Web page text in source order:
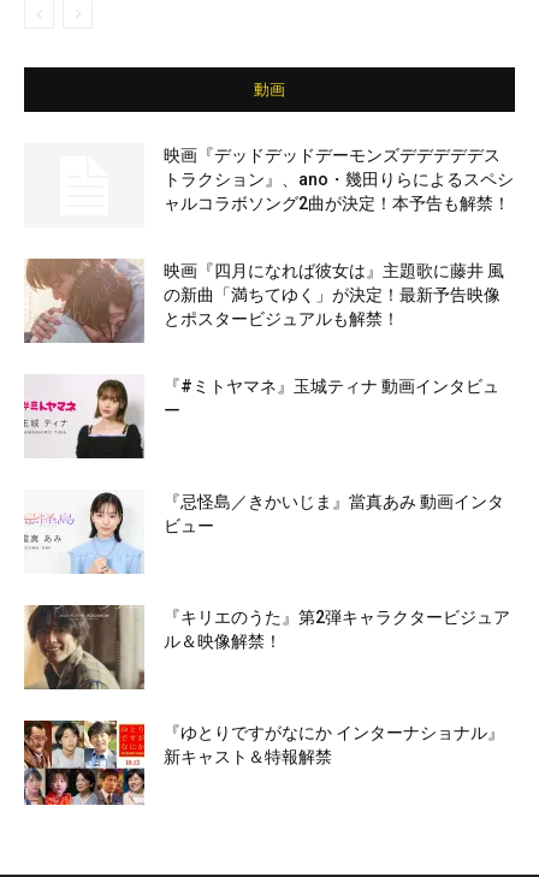
動画
映画『デッドデッドデーモンズデデデデデス
トラクション』、ano・幾田りらによるスペシ
ャルコラボソング2曲が決定！本予告も解禁！
映画『四月になれば彼女は』主題歌に藤井 風
の新曲「満ちてゆく」が決定！最新予告映像
とポスタービジュアルも解禁！
『#ミトヤマネ』玉城ティナ 動画インタビュ
ー
『忌怪島／きかいじま』當真あみ 動画インタ
ビュー
『キリエのうた』第2弾キャラクタービジュア
ル＆映像解禁！
『ゆとりですがなにか インターナショナル』
新キャスト＆特報解禁